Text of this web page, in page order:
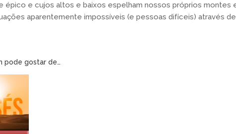
épico e cujos altos e baixos espelham nossos próprios montes
aparentemente impossíveis (e pessoas difíceis) através
pode gostar de…